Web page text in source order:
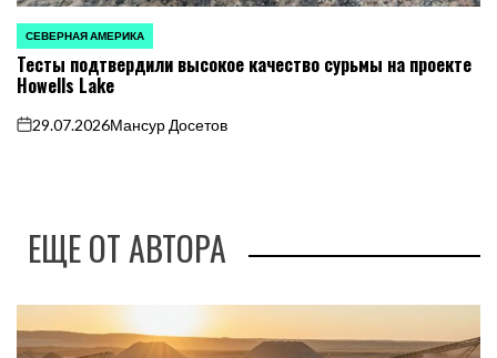
ОПУБЛИКОВАНО
В
СЕВЕРНАЯ АМЕРИКА
Тесты подтвердили высокое качество сурьмы на проекте
Howells Lake
on
29.07.2026Мансур Досетов
ЕЩЕ ОТ АВТОРА